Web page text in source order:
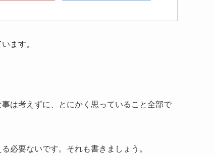
ます。
は考えずに、とにかく思っていること全部で
必要ないです。それも書きましょう。